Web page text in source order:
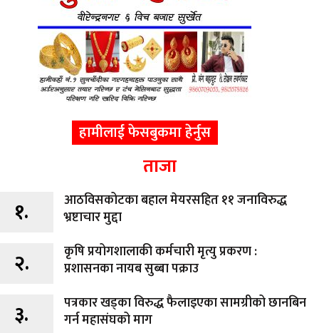
हामीलाई फेसबुकमा हेर्नुस
ताजा
१.
आठविसकोटका बहाल मेयरसहित ११ जनाविरुद्ध
भ्रष्टाचार मुद्दा
२.
कृषि प्रयोगशालाकी कर्मचारी मृत्यु प्रकरण :
प्रशासनका नायब सुब्बा पक्राउ
३.
पत्रकार खड्का विरुद्ध फैलाइएका सामग्रीको छानबिन
गर्न महासंघको माग